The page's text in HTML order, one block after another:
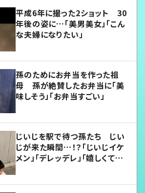
平成6年に撮った2ショット 30
年後の姿に…「美男美女」「こん
な夫婦になりたい」
孫のためにお弁当を作った祖
母 孫が絶賛したお弁当に「美
味しそう」「お弁当すごい」
じいじを駅で待つ孫たち じい
じが来た瞬間…！？「じいじイケ
メン」「デレッデレ」「嬉しくて可